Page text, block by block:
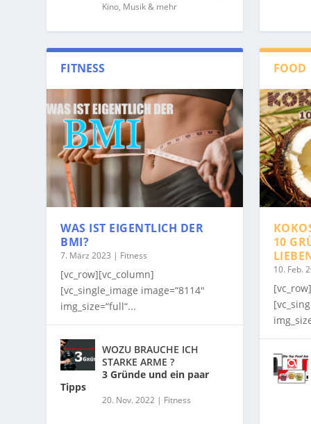
Kino, Musik & mehr
FITNESS
WAS IST EIGENTLICH DER
BMI?
7. März 2023 | Fitness
[vc_row][vc_column]
[vc_single_image image=“8114″
img_size=“full“...
WOZU BRAUCHE ICH
STARKE ARME ?
3 Gründe und ein paar
Tipps
20. Nov. 2022 | Fitness
FOOD
10
10. Feb.